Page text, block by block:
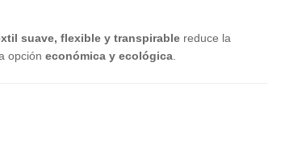
suave, flexible y transpirable reduce la
opción económica y ecológica